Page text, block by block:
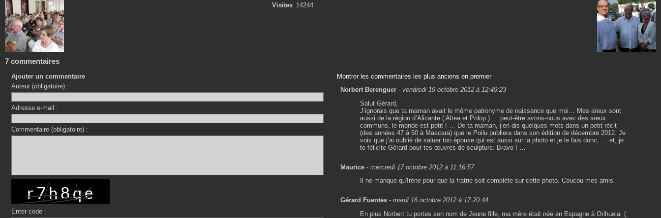
Visites 14244
7 commentaires
Ajouter un commentaire
Auteur (obligatoire) :
Adresse e-mail :
Commentaire (obligatoire) :
Enter code :
Montrer les commentaires les plus anciens en premier
Norbert Berenguer -vendredi 19 octobre 2012 à 12:49:23
Salut Gérard,
J’ignorais que ta maman avait le même patronyme de naissance que moi… Mes aïeux sont
aussi de la région d’Alicante ( Altea et Polop ) … peut-être avons-nous avec des aïeux
communs, le monde est petit ! … De ta maman, j’en dis quelques mots dans un petit récit
(des années 47 à 50 à Mascara) que le Poilu publiera dans son édition de décembre 2012. Je
vois que j’ai oublié de saluer ton épouse qui est aussi sur la photo et je le fais donc, … et, je
te félicite Gérard pour tes œuvres de sculpture. Bravo ! …
Maurice -mercredi 17 octobre 2012 à 11:16:57
Il ne manque qu'Irène pour que la fratrie soit complète sur cette photo. Coucou mes amis
Gérard Fuentes -mardi 16 octobre 2012 à 17:20:44
En plus Norbert tu portes son nom de Jeune fille, ma mère était née en Espagne à Orihuela, (